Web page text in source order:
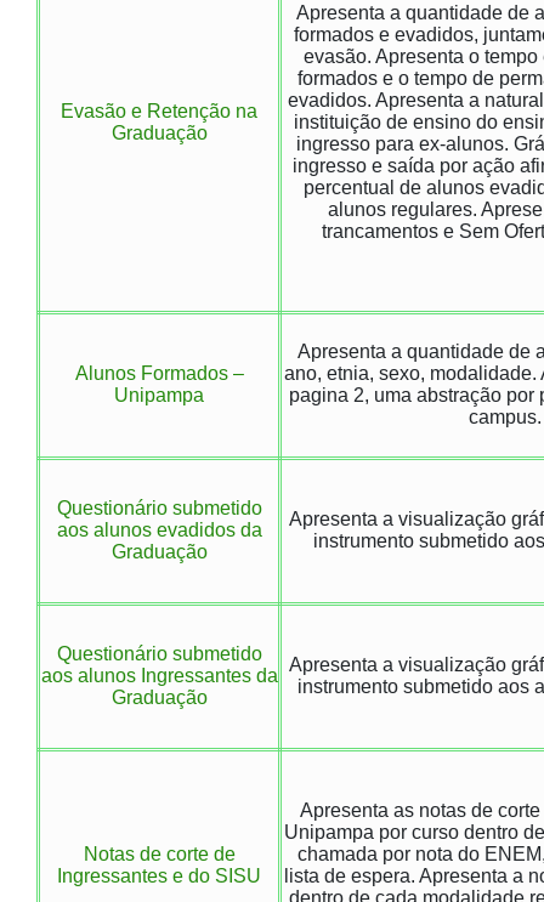
Evasão e Retenção na
Graduação
Apresenta a quantidade de
formados e evadidos,
evasão. Apresenta o
formados e o tempo de
evadidos. Apresenta a
instituição de ensino do
ingresso para ex-alunos.
ingresso e saída por ação
percentual de alunos
alunos regulares.
trancamentos e Sem
Alunos Formados –
Unipampa
Apresenta a quantidade de
ano, etnia, sexo, modalidade.
pagina 2, uma abstração por
campus.
Questionário submetido
aos alunos evadidos da
Graduação
Apresenta a visualização
instrumento submetido
Questionário submetido
aos alunos Ingressantes da
Graduação
Apresenta a visualização
instrumento submetido aos
Notas de corte de
Ingressantes e do SISU
Apresenta as notas de
Unipampa por curso dentro
chamada por nota do
lista de espera. Apresenta a
dentro de cada modalidade